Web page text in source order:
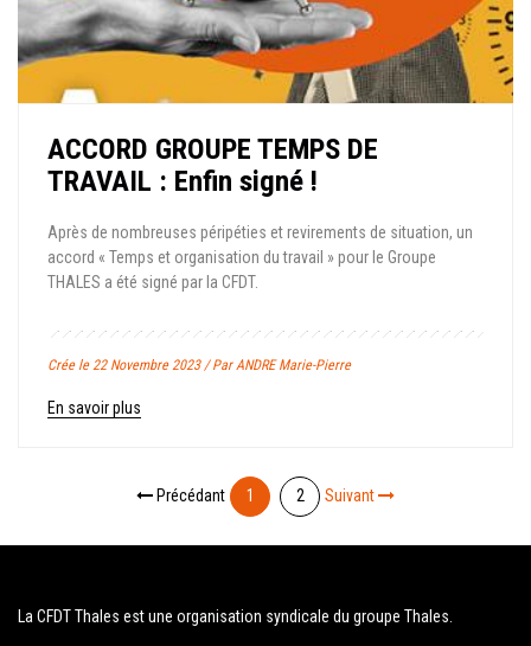
ACCORD GROUPE TEMPS DE
TRAVAIL : Enfin signé !
Après de nombreuses péripéties et revirements de situation, un
accord « Temps et organisation du travail » pour le Groupe
THALES a été signé par la CFDT.
Crée le 22 Novembre 2023 / Par ANDRE Marie-Pierre
En savoir plus
Précédant 1 2 Suivant
La CFDT Thales est une organisation syndicale du groupe Thales.